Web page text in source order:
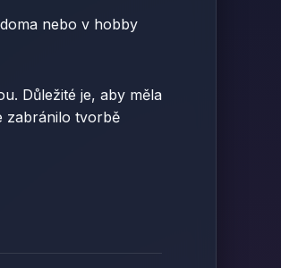
nebo v hobby
Důležité je, aby měla
zabránilo tvorbě